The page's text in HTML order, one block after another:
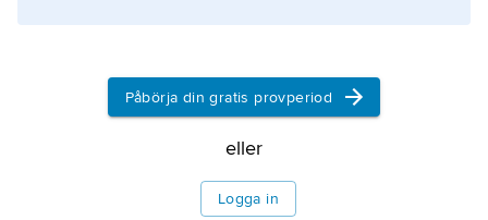
Påbörja din gratis provperiod
eller
Logga in